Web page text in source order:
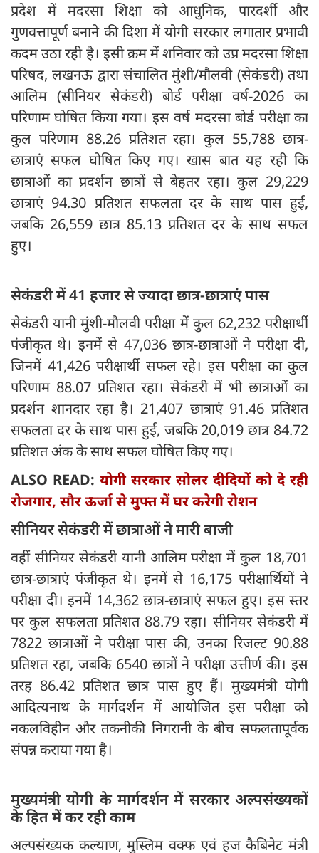
प्रदेश में मदरसा शिक्षा को आधुनिक, पारदर्शी और
गुणवत्तापूर्ण बनाने की दिशा में योगी सरकार लगातार प्रभावी
कदम उठा रही है। इसी क्रम में शनिवार को उप्र मदरसा शिक्षा
परिषद, लखनऊ द्वारा संचालित मुंशी/मौलवी (सेकंडरी) तथा
आलिम (सीनियर सेकंडरी) बोर्ड परीक्षा वर्ष-2026 का
परिणाम घोषित किया गया। इस वर्ष मदरसा बोर्ड परीक्षा का
कुल परिणाम 88.26 प्रतिशत रहा। कुल 55,788 छात्र-
छात्राएं सफल घोषित किए गए। खास बात यह रही कि
छात्राओं का प्रदर्शन छात्रों से बेहतर रहा। कुल 29,229
छात्राएं 94.30 प्रतिशत सफलता दर के साथ पास हुईं,
जबकि 26,559 छात्र 85.13 प्रतिशत दर के साथ सफल
हुए।
सेकंडरी में 41 हजार से ज्यादा छात्र-छात्राएं पास
सेकंडरी यानी मुंशी-मौलवी परीक्षा में कुल 62,232 परीक्षार्थी
पंजीकृत थे। इनमें से 47,036 छात्र-छात्राओं ने परीक्षा दी,
जिनमें 41,426 परीक्षार्थी सफल रहे। इस परीक्षा का कुल
परिणाम 88.07 प्रतिशत रहा। सेकंडरी में भी छात्राओं का
प्रदर्शन शानदार रहा है। 21,407 छात्राएं 91.46 प्रतिशत
सफलता दर के साथ पास हुईं, जबकि 20,019 छात्र 84.72
प्रतिशत अंक के साथ सफल घोषित किए गए।
ALSO READ: योगी सरकार सोलर दीदियों को दे रही
रोजगार, सौर ऊर्जा से मुफ्त में घर करेगी रोशन
सीनियर सेकंडरी में छात्राओं ने मारी बाजी
वहीं सीनियर सेकंडरी यानी आलिम परीक्षा में कुल 18,701
छात्र-छात्राएं पंजीकृत थे। इनमें से 16,175 परीक्षार्थियों ने
परीक्षा दी। इनमें 14,362 छात्र-छात्राएं सफल हुए। इस स्तर
पर कुल सफलता प्रतिशत 88.79 रहा। सीनियर सेकंडरी में
7822 छात्राओं ने परीक्षा पास की, उनका रिजल्ट 90.88
प्रतिशत रहा, जबकि 6540 छात्रों ने परीक्षा उत्तीर्ण की। इस
तरह 86.42 प्रतिशत छात्र पास हुए हैं। मुख्यमंत्री योगी
आदित्यनाथ के मार्गदर्शन में आयोजित इस परीक्षा को
नकलविहीन और तकनीकी निगरानी के बीच सफलतापूर्वक
संपन्न कराया गया है।
मुख्यमंत्री योगी के मार्गदर्शन में सरकार अल्पसंख्यकों
के हित में कर रही काम
अल्पसंख्यक कल्याण, मुस्लिम वक्फ एवं हज कैबिनेट मंत्री